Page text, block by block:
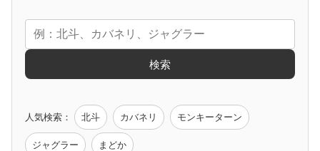
エヴァ コードギアス 化物語 炎炎ノ消防隊
モンハン バイオ ペルソナ
検索
人気検索： 北斗 カバネリ モンキーターン
ジャグラー まどか